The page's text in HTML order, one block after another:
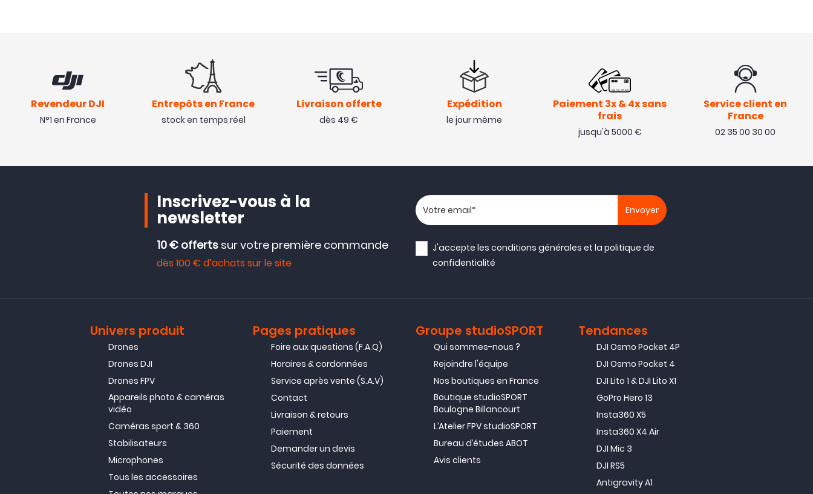
Revendeur DJI
N°1 en France
Entrepôts en France
stock en temps réel
Livraison offerte
dès 49 €
Expédition
le jour même
Paiement 3x & 4x sans
frais
jusqu'à 5000 €
Service client en
France
02 35 00 30 00
Inscrivez-vous à la
newsletter
10 € offerts sur votre première commande
dès 100 € d’achats sur le site
Votre adresse email
J'accepte lesconditions générales et lapolitique de
confidentialité
Univers produit
Drones
Drones DJI
Drones FPV
Appareils photo & caméras
vidéo
Caméras sport & 360
Stabilisateurs
Microphones
Tous les accessoires
Pages pratiques
Foire aux questions (F.A.Q)
Horaires & cordonnées
Service après vente (S.A.V)
Contact
Livraison & retours
Paiement
Demander un devis
Sécurité des données
Groupe studioSPORT
Qui sommes-nous ?
Rejoindre l'équipe
Nos boutiques en France
Boutique studioSPORT
Boulogne Billancourt
L’Atelier FPV studioSPORT
Bureau d’études ABOT
Avis clients
Tendances
DJI Osmo Pocket 4P
DJI Osmo Pocket 4
DJI Lito 1 & DJI Lito X1
GoPro Hero 13
Insta360 X5
Insta360 X4 Air
DJI Mic 3
DJI RS5
Antigravity A1